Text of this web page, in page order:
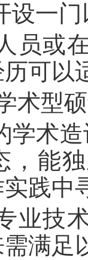
设一
员或
可以
术型
学术
，能
践中
业技
满足